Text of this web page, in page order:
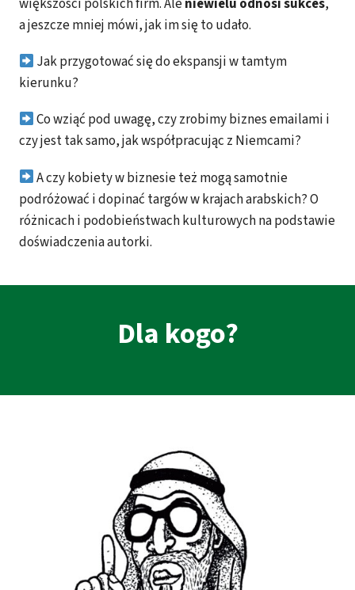
a jeszcze mniej mówi, jak im się to udało.
Jak przygotować się do ekspansji w tamtym
kierunku?
Co wziąć pod uwagę, czy zrobimy biznes emailami i
czy jest tak samo, jak współpracując z Niemcami?
A czy kobiety w biznesie też mogą samotnie
podróżować i dopinać targów w krajach arabskich? O
różnicach i podobieństwach kulturowych na podstawie
doświadczenia autorki.
Dla kogo?